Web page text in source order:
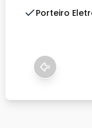
Porteiro